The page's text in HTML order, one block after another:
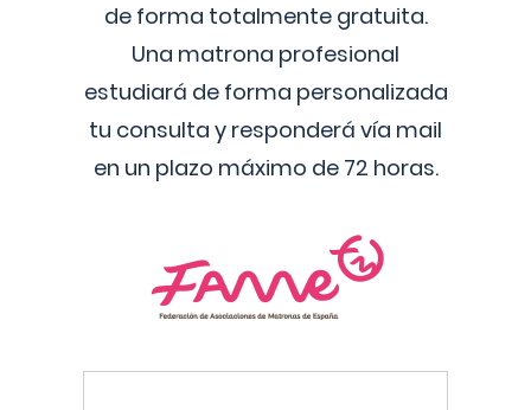
de forma totalmente gratuita.
Una matrona profesional
estudiará de forma personalizada
tu consulta y responderá vía mail
en un plazo máximo de 72 horas.